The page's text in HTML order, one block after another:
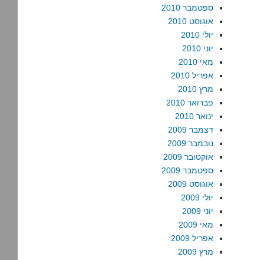
ספטמבר 2010
אוגוסט 2010
יולי 2010
יוני 2010
מאי 2010
אפריל 2010
מרץ 2010
פברואר 2010
ינואר 2010
דצמבר 2009
נובמבר 2009
אוקטובר 2009
ספטמבר 2009
אוגוסט 2009
יולי 2009
יוני 2009
מאי 2009
אפריל 2009
מרץ 2009